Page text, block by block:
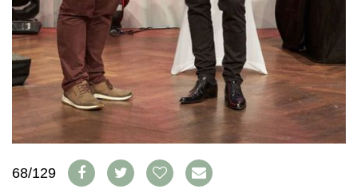
WEINSUCHE
NEWSLETTER
WINE TRADE CLUB
REDAKTION
JOBS
WERBUNG
PRESSE
IMPRESSUM
AGB & DATENSCHUTZ
68/129